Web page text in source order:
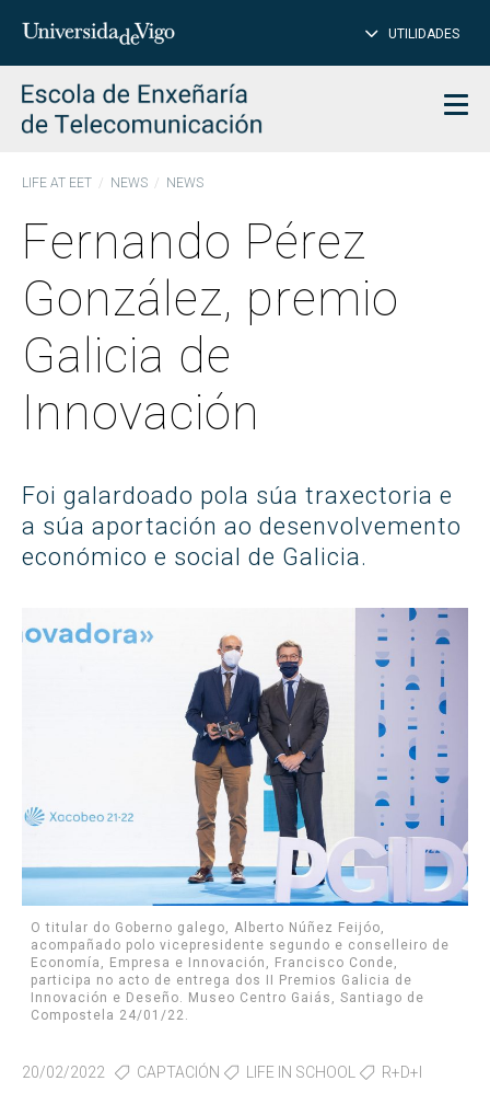
Insert
to
search
UTILIDADES
LIFE AT EET NEWS NEWS
Fernando Pérez
González, premio
Galicia de
Innovación
Foi galardoado pola súa traxectoria e
a súa aportación ao desenvolvemento
económico e social de Galicia.
O titular do Goberno galego, Alberto Núñez Feijóo,
acompañado polo vicepresidente segundo e conselleiro de
Economía, Empresa e Innovación, Francisco Conde,
participa no acto de entrega dos II Premios Galicia de
Innovación e Deseño. Museo Centro Gaiás, Santiago de
Compostela 24/01/22.
20/02/2022 CAPTACIÓN LIFE IN SCHOOL R+D+I